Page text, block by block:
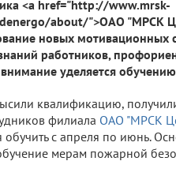
<a href="http://www.mrsk-
about/">ОАО "МРСК
новых мотивационных
работников,
уделяется
квалификацию,
филиала ОАО "МРСК
обучить с апреля по июнь.
мерам пожарной